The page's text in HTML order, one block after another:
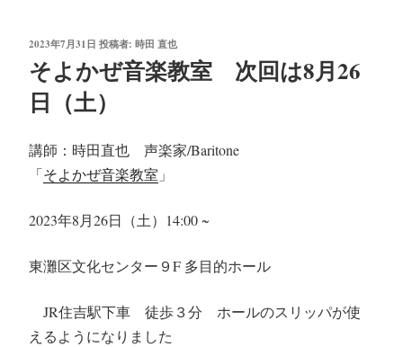
投
稿
日:
2023年7月31日 投稿者: 時田 直也
そよかぜ音楽教室 次回は8月26
日（土）
講師： 時田直也
声楽家/Baritone
「そよかぜ音楽教室 」
2023年8月26日 （土）14:00 ~
東灘区文化センター９F 多目的ホール
JR住吉駅下車 徒歩３分 ホールのスリッパが使
えるようになりました